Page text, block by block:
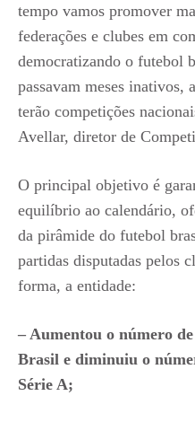
tempo vamos promover
federações e clubes em
democratizando o futebol
passavam meses inativos,
terão competições
Avellar, diretor de
O principal objetivo é
equilíbrio ao calendário,
da pirâmide do futebol
partidas disputadas pelos
forma, a entidade:
– Aumentou o número
Brasil e diminuiu o
Série A;